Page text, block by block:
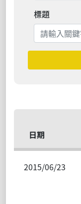
標題
搜尋
日期
2015/06/23